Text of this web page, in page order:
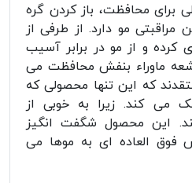
برای محافظت، باز کردن گره
مراقبتی مو دارد. از طرفی از
کرده و از مو در برابر آسیب
ماوراء بنفش محافظت می
که این تنها محصولی که
می کند. زیرا به خوبی از
این محصول شگفت انگیز
فوق العاده ای به موها می